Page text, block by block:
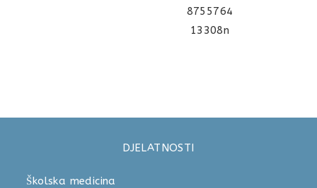
DJELATNOSTI
Školska medicina